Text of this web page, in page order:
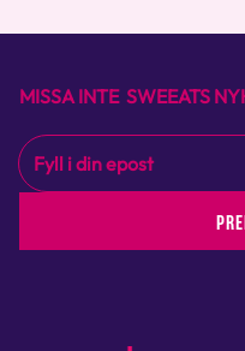
MISSA INTE SWEEATS